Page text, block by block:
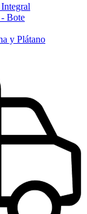
Bote
y Plátano